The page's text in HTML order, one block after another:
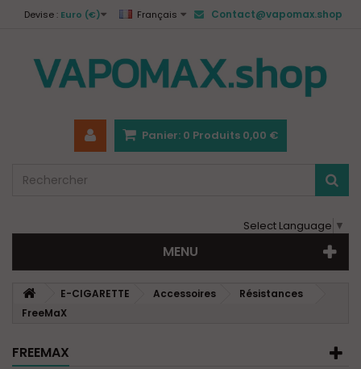
Devise : Euro (€) Français Contact@vapomax.shop
Panier: 0 Produits 0,00 €
Select Language ▼
MENU
E-CIGARETTE Accessoires
Résistances
FreeMaX
FREEMAX